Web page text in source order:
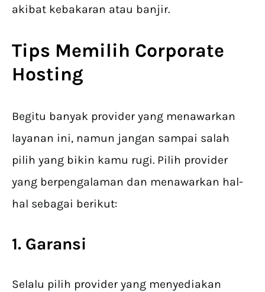
akibat kebakaran atau banjir.
Tips Memilih Corporate
Hosting
Begitu banyak provider yang menawarkan
layanan ini, namun jangan sampai salah
pilih yang bikin kamu rugi. Pilih provider
yang berpengalaman dan menawarkan hal-
hal sebagai berikut:
1. Garansi
Selalu pilih provider yang menyediakan